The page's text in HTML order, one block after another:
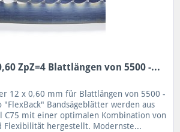
ZpZ=4 Blattlängen von 5500 -...
12 x 0,60 mm für Blattlängen von 5500 -
Bandsägeblätter werden aus
C75 mit einer optimalen Kombination von
Flexibilität hergestellt. Modernste...